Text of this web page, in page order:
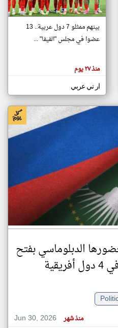
تغيير الدولة
اخبار جزر القمر على مدار الساعة
اخبار جزر القمر العاجلة والمباشرة
بينهم ممثلو 7 دول عربية.. 13
عضوا في مجلس "الفيفا" ...
منذ ٢٧ يوم
ار تي عربي
الدبلوماسي بفتح
Jun 30, 2026
منذ شهر
klyoum.com